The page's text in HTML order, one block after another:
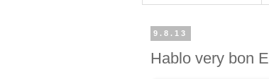
9.8.13
Hablo very bon